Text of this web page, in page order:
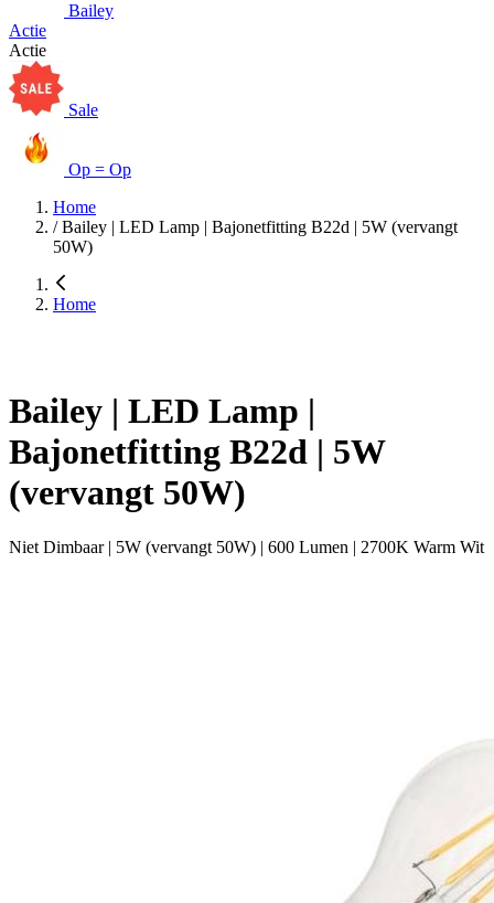
Bailey
Actie
Actie
Sale
Op = Op
Home
/ Bailey | LED Lamp | Bajonetfitting B22d | 5W (vervangt
50W)
Home
Bailey | LED Lamp |
Bajonetfitting B22d | 5W
(vervangt 50W)
Niet Dimbaar | 5W (vervangt 50W) | 600 Lumen | 2700K Warm Wit